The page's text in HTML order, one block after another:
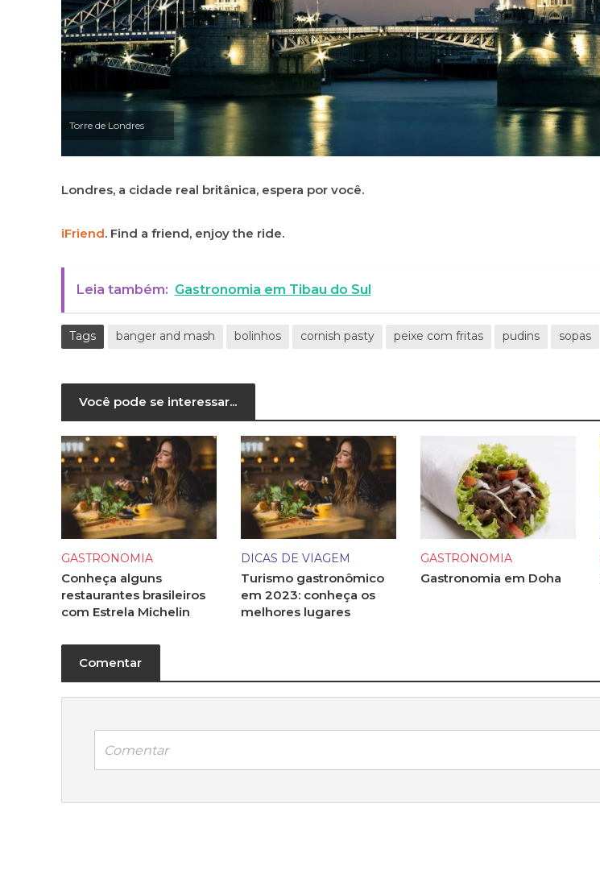
Torre de Londres
Londres, a cidade real britânica, espera por você.
iFriend. Find a friend, enjoy the ride.
Leia também: Gastronomia em Tibau do Sul
Tags banger and mash bolinhos cornish pasty peixe com fritas pudins sopas
Você pode se interessar...
GASTRONOMIA
Conheça alguns
restaurantes brasileiros
com Estrela Michelin
DICAS DE VIAGEM
Turismo gastronômico
em 2023: conheça os
melhores lugares
GASTRONOMIA
Gastronomia em Doha
Comentar
Comentar